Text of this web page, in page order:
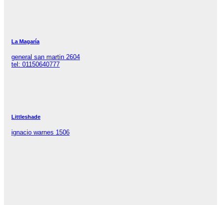
La Magaría
general san martin 2604
tel: 01150640777
Littleshade
ignacio warnes 1506